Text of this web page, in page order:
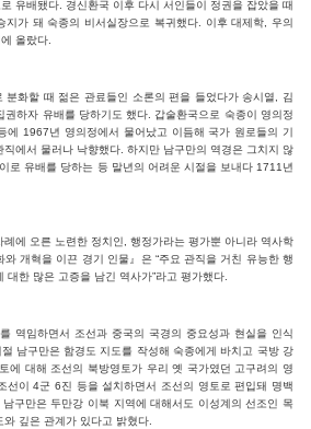
유배됐다. 경신환국 이후 다시 서인들이 정권을 잡았을 때
지가 돼 숙종의 비서실장으로 복귀했다. 이후 대제학, 우의
올랐다.
분화할 때 젊은 관료들인 소론의 편을 들었다가 송시열, 김
하자 유배를 당하기도 했다. 갑술환국으로 숙종이 영의정
에 1967년 영의정에서 물어났고 이듬해 국가 원로들의 기
에서 물러나 낙향했다. 하지만 남구만의 역경은 그치지 않
로 유배를 당하는 등 말년의 어려운 시절을 보내다 1711년
에 오른 노련한 정치인, 행정가라는 평가뿐 아니라 역사학
개혁을 이끈 경기 인물』은 “주요 관직을 거친 유능한 행
대한 많은 고증을 남긴 역사가”라고 평가했다.
역임하면서 조선과 중국의 국경의 중요성과 현실을 인식
남구만은 함경도 지도를 작성해 숙종에게 바치고 국방 강
에 대해 조선의 북방영토가 우리 옛 국가였던 고구려의 영
선이 4군 6진 등을 설치하면서 조선의 영토로 편입돼 명백
구만은 두만강 이북 지역에 대해서도 이성계의 선조인 목
깊은 관계가 있다고 밝혔다.